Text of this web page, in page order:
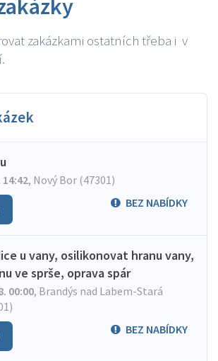
zakázkami ostatních třeba i v
14:42, Nový Bor (47301)
BEZ NABÍDKY
u vany, osilikonovat hranu vany,
ve sprše, oprava spár
00:00, Brandýs nad Labem-Stará
BEZ NABÍDKY